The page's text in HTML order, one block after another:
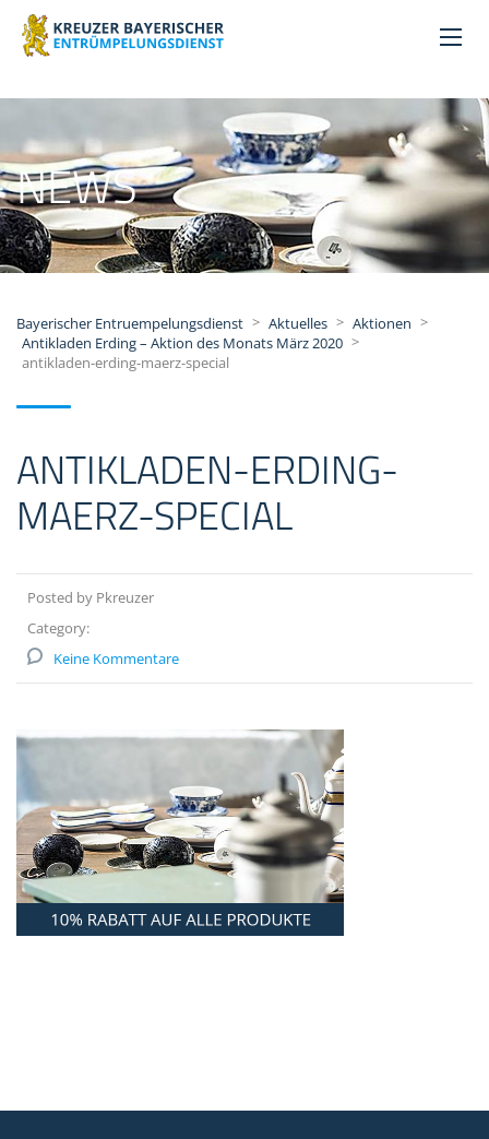
NEWS
Bayerischer Entruempelungsdienst > Aktuelles > Aktionen >
Antikladen Erding – Aktion des Monats März 2020 >
antikladen-erding-maerz-special
ANTIKLADEN-ERDING-
MAERZ-SPECIAL
Posted by Pkreuzer
Category:
Keine Kommentare